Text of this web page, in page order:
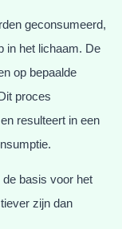
geconsumeerd,
in het lichaam. De
op bepaalde
proces
resulteert in een
basis voor het
zijn dan